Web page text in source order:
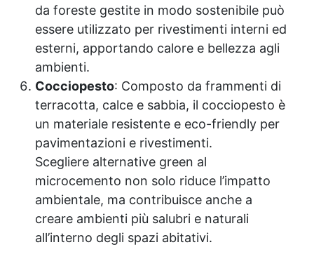
da foreste gestite in modo sostenibile può
essere utilizzato per rivestimenti interni ed
esterni, apportando calore e bellezza agli
ambienti.
Cocciopesto: Composto da frammenti di
terracotta, calce e sabbia, il cocciopesto è
un materiale resistente e eco-friendly per
pavimentazioni e rivestimenti.
Scegliere alternative green al
microcemento non solo riduce l’impatto
ambientale, ma contribuisce anche a
creare ambienti più salubri e naturali
all’interno degli spazi abitativi.